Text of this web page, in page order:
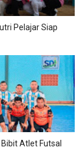
Pelajar Siap
Atlet Futsal